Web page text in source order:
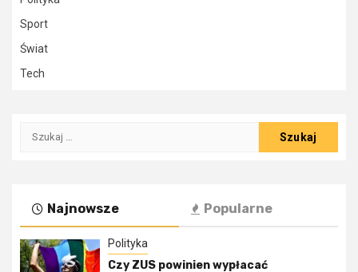
Sport
Świat
Tech
Szukaj:
Najnowsze Popularne
Polityka
Czy ZUS powinien wypłacać